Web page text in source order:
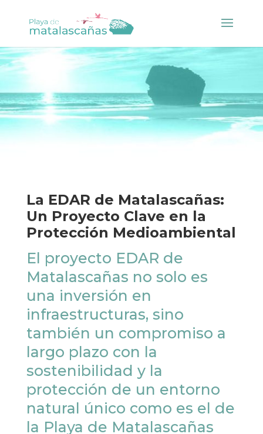
La EDAR de Matalascañas:
Un Proyecto Clave en la
Protección Medioambiental
El proyecto EDAR de
Matalascañas no solo es
una inversión en
infraestructuras, sino
también un compromiso a
largo plazo con la
sostenibilidad y la
protección de un entorno
natural único como es el de
la Playa de Matalascañas